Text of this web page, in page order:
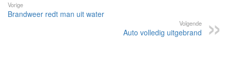
Vorige
Brandweer redt man uit water
Volgende
Auto volledig uitgebrand